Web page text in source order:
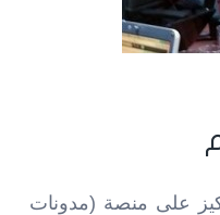
على منصة (مدونات